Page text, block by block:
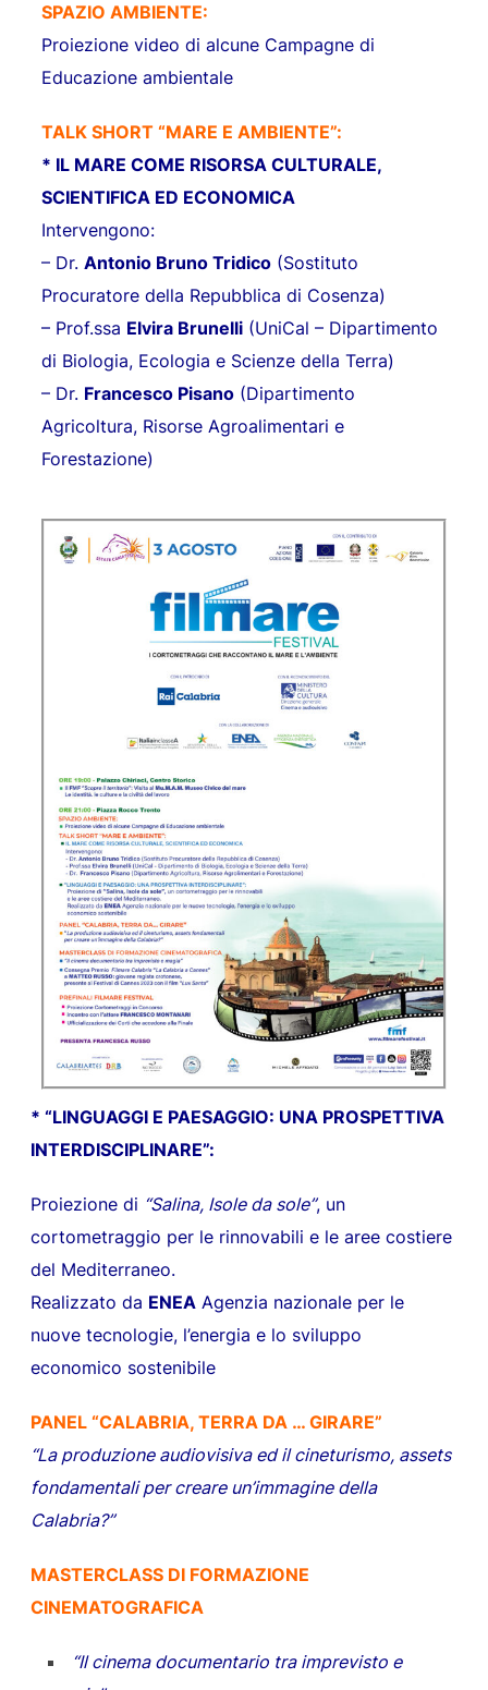
SPAZIO AMBIENTE:
Proiezione video di alcune Campagne di
Educazione ambientale
TALK SHORT “MARE E AMBIENTE”:
* IL MARE COME RISORSA CULTURALE,
SCIENTIFICA ED ECONOMICA
Intervengono:
– Dr. Antonio Bruno Tridico(Sostituto
Procuratore della Repubblica di Cosenza)
– Prof.ssa Elvira Brunelli(UniCal – Dipartimento
di Biologia, Ecologia e Scienze della Terra)
– Dr. Francesco Pisano(Dipartimento
Agricoltura, Risorse Agroalimentari e
Forestazione)
* “LINGUAGGI E PAESAGGIO: UNA PROSPETTIVA
INTERDISCIPLINARE”:
Proiezione di “Salina, Isole da sole”, un
cortometraggio per le rinnovabili e le aree costiere
del Mediterraneo.
Realizzato da ENEAAgenzia nazionale per le
nuove tecnologie, l’energia e lo sviluppo
economico sostenibile
PANEL “CALABRIA, TERRA DA … GIRARE”
“La produzione audiovisiva ed il cineturismo, assets
fondamentali per creare un’immagine della
Calabria?”
MASTERCLASS DI FORMAZIONE
CINEMATOGRAFICA
“Il cinema documentario tra imprevisto e